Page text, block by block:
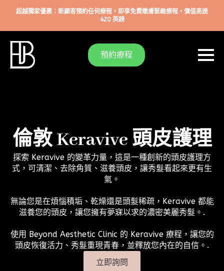
超越獨家優惠：新顧客預約任何療程，即享免費嫩膚緊緻療程，價值高達
420 英鎊
預約療程
倫敦 Keravive 頭皮護理
探索 Keravive 的變革力量，這是一種創新的頭皮護理方
式，可清潔、去除角質、滋養頭皮，讓秀髮看起來更有生
氣。
無論您是在煩惱積垢、乾燥還是頭髮稀疏，Keravive 都能
滋養您的頭皮，讓您擁有夢寐以求的濃密美麗秀髮。.
使用 Beyond Aesthetic Clinic 的 Keravive 療程，讓您的
頭皮恢復活力、秀髮重現青春，並釋放您內在的自信。.
立即詢問